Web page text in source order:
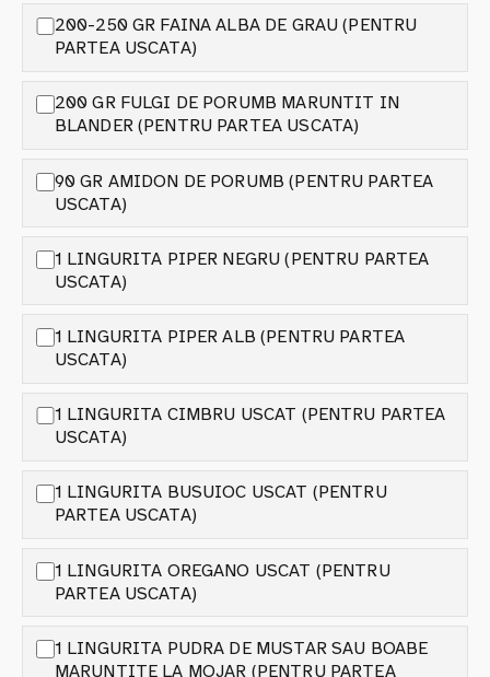
200-250 GR FAINA ALBA DE GRAU (PENTRU
PARTEA USCATA)
200 GR FULGI DE PORUMB MARUNTIT IN
BLANDER (PENTRU PARTEA USCATA)
90 GR AMIDON DE PORUMB (PENTRU PARTEA
USCATA)
1 LINGURITA PIPER NEGRU (PENTRU PARTEA
USCATA)
1 LINGURITA PIPER ALB (PENTRU PARTEA
USCATA)
1 LINGURITA CIMBRU USCAT (PENTRU PARTEA
USCATA)
1 LINGURITA BUSUIOC USCAT (PENTRU
PARTEA USCATA)
1 LINGURITA OREGANO USCAT (PENTRU
PARTEA USCATA)
1 LINGURITA PUDRA DE MUSTAR SAU BOABE
MARUNTITE LA MOJAR (PENTRU PARTEA